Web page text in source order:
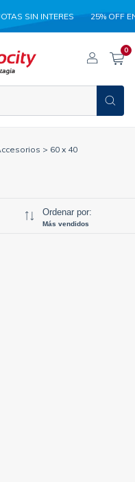
SIN INTERES 25% OFF
0
> 60 x 40
Ordenar por:
Más vendidos